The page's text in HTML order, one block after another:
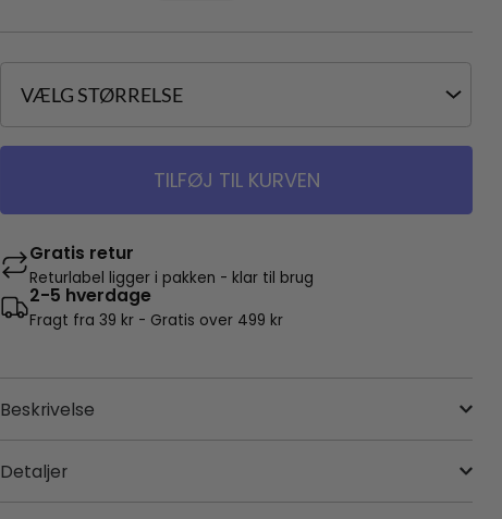
TILFØJ TIL KURVEN
Gratis retur
Returlabel ligger i pakken - klar til brug
2-5 hverdage
Fragt fra 39 kr - Gratis over 499 kr
Beskrivelse
Detaljer